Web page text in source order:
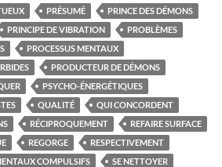
PRÉSUMÉ
PRINCE DES DÉMONS
PRINCIPE DE VIBRATION
PROBLÈMES
PROCESSUS MENTAUX
PRODUCTEUR DE DÉMONS
PSYCHO-ÉNERGÉTIQUES
QUALITÉ
QUI CONCORDENT
RÉCIPROQUEMENT
REFAIRE SURFACE
REGORGE
RESPECTIVEMENT
COMPULSIFS
SE NETTOYER